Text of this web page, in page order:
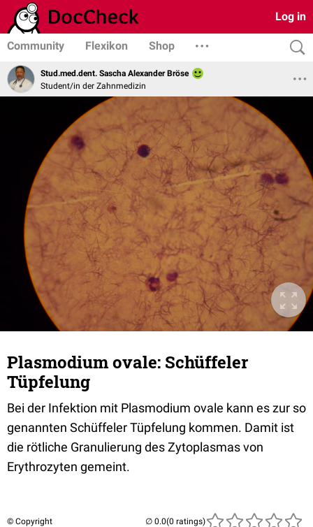
Log in
Community Flexikon Shop
Stud.med.dent. Sascha Alexander Bröse
Student/in der Zahnmedizin
Plasmodium ovale: Schüffeler
Tüpfelung
Bei der Infektion mit Plasmodium ovale kann es zur so
genannten Schüffeler Tüpfelung kommen. Damit ist
die rötliche Granulierung des Zytoplasmas von
Erythrozyten gemeint.
© Copyright (0 ratings)